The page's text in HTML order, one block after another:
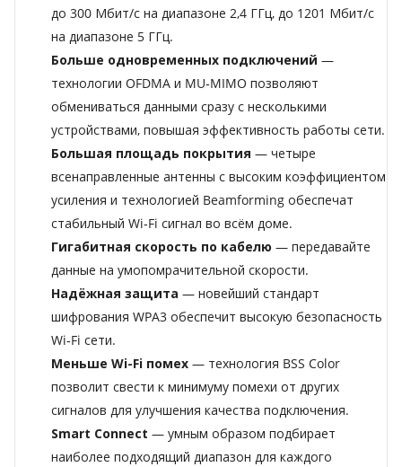
до 300 Мбит/с на диапазоне 2,4 ГГц, до 1201 Мбит/с
на диапазоне 5 ГГц.
Больше одновременных подключений —
технологии OFDMA и MU‑MIMO позволяют
обмениваться данными сразу с несколькими
устройствами, повышая эффективность работы сети.
Большая площадь покрытия — четыре
всенаправленные антенны с высоким коэффициентом
усиления и технологией Beamforming обеспечат
стабильный Wi‑Fi сигнал во всём доме.
Гигабитная скорость по кабелю — передавайте
данные на умопомрачительной скорости.
Надёжная защита — новейший стандарт
шифрования WPA3 обеспечит высокую безопасность
Wi‑Fi сети.
Меньше Wi-Fi помех — технология BSS Color
позволит свести к минимуму помехи от других
сигналов для улучшения качества подключения.
Smart Connect — умным образом подбирает
наиболее подходящий диапазон для каждого